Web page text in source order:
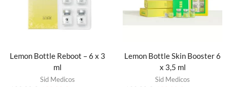
Lemon Bottle Reboot – 6 x 3
ml
Sid Medicos
Lemon Bottle Skin Booster 6
x 3,5 ml
Sid Medicos